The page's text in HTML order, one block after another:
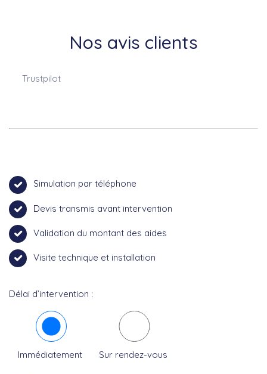
Nos avis clients
Trustpilot
Simulation par téléphone
Devis transmis avant intervention
Validation du montant des aides
Visite technique et installation
Délai d’intervention :
Immédiatement Sur rendez-vous